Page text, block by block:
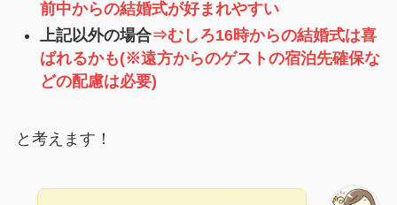
前中からの結婚式が好まれやすい
上記以外の場合⇒むしろ16時からの結婚式は喜
ばれるかも(※遠方からのゲストの宿泊先確保な
どの配慮は必要)
と考えます！